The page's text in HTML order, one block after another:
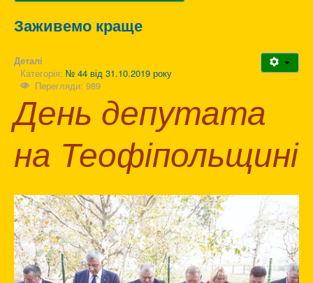
Заживемо краще
Деталі
Категорія: № 44 від 31.10.2019 року
Перегляди: 989
День депутата
на Теофіпольщині